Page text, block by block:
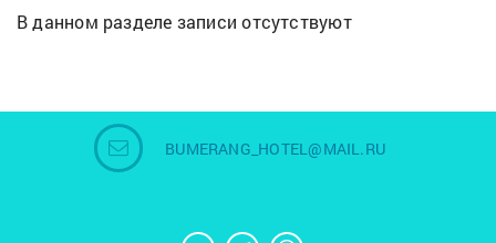
В данном разделе записи отсутствуют
BUMERANG_HOTEL@MAIL.RU